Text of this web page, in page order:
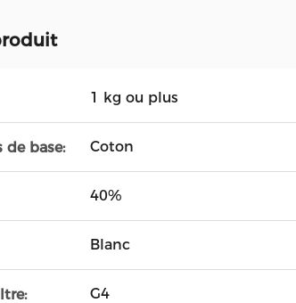
1 kg ou plus
de base: Coton
40%
Blanc
G4